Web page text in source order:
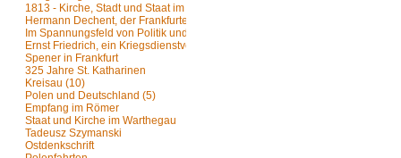
1813 - Kirche, Stadt und Staat im Wandel
Hermann Dechent, der Frankfurter Kirchenhistoriker
Im Spannungsfeld von Politik und Glauben - Frankfurter Pfarrer im
Ernst Friedrich, ein Kriegsdienstverweigerer im Dritten Reich
Spener in Frankfurt
325 Jahre St. Katharinen
Kreisau (10)
Polen und Deutschland (5)
Empfang im Römer
Staat und Kirche im Warthegau
Tadeusz Szymanski
Ostdenkschrift